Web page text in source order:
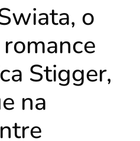
o
Stigger,
na